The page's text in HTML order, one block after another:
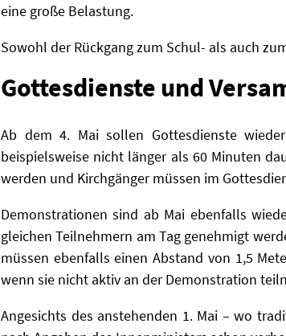
eine große Belastung.
Sowohl der Rückgang zum Schul- als auch
Gottesdienste und
Ab dem 4. Mai sollen Gottesdienste
beispielsweise nicht länger als 60 Minuten
werden und Kirchgänger müssen im
Demonstrationen sind ab Mai ebenfalls
gleichen Teilnehmern am Tag genehmigt
müssen ebenfalls einen Abstand von 1,5
wenn sie nicht aktiv an der Demonstration
Angesichts des anstehenden 1. Mai – wo